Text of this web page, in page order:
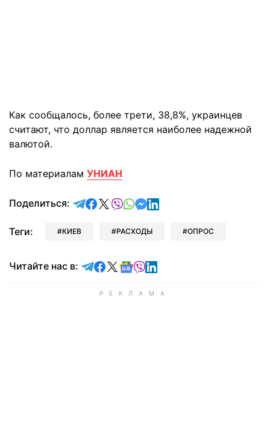
Как сообщалось, более трети, 38,8%, украинцев
считают, что доллар является наиболее надежной
валютой.
По материалам УНИАН
Поделиться: отправить в Telegram
поделиться в Facebook
поделиться в X
отправить в Viber
отправить в Whatsapp
отправить в Messenger
отправить в LinkedIn
Теги: КИЕВ РАСХОДЫ ОПРОС
Читайте нас в: Читайте в Telegram
Читайте в Facebook
Читайте в X
Читайте в Google news
Читайте в Viber
Читайте в LinkedIn